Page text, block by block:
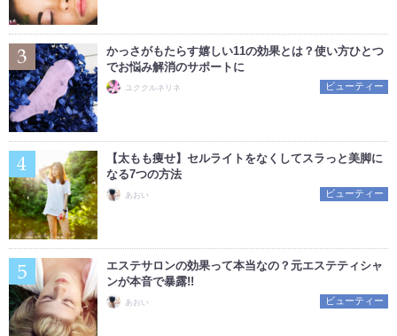
かっさがもたらす嬉しい11の効果とは？使い方ひとつ
でお悩み解消のサポートに
ユククルネリネ ビューティー
【太もも痩せ】セルライトをなくしてスラっと美脚に
なる7つの方法
あおい ビューティー
エステサロンの効果って本当なの？元エステティシャ
ンが本音で暴露!!
あおい ビューティー